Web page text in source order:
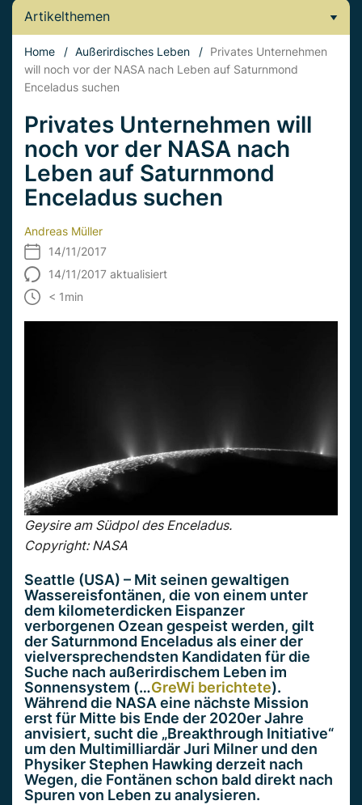
Artikelthemen
Home / Außerirdisches Leben / Privates Unternehmen
will noch vor der NASA nach Leben auf Saturnmond
Enceladus suchen
Privates Unternehmen will
noch vor der NASA nach
Leben auf Saturnmond
Enceladus suchen
Andreas Müller
14/11/2017
14/11/2017 aktualisiert
< 1min
Geysire am Südpol des Enceladus.
Copyright: NASA
Seattle (USA) – Mit seinen gewaltigen
Wassereisfontänen, die von einem unter
dem kilometerdicken Eispanzer
verborgenen Ozean gespeist werden, gilt
der Saturnmond Enceladus als einer der
vielversprechendsten Kandidaten für die
Suche nach außerirdischem Leben im
Sonnensystem (…GreWi berichtete).
Während die NASA eine nächste Mission
erst für Mitte bis Ende der 2020er Jahre
anvisiert, sucht die „Breakthrough Initiative“
um den Multimilliardär Juri Milner und den
Physiker Stephen Hawking derzeit nach
Wegen, die Fontänen schon bald direkt nach
Spuren von Leben zu analysieren.